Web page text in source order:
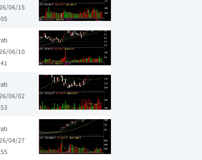
06/15
06/10
06/02
04/27